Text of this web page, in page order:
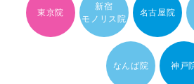
東京院
新宿
モノリス院
名古屋院
なんば院 神戸